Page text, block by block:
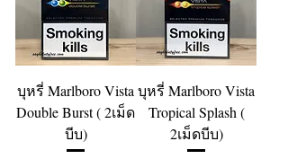
บุหรี่ Marlboro Vista
Double Burst ( 2เม็ด
บีบ)
บุหรี่ Marlboro Vista
Tropical Splash (
2เม็ดบีบ)